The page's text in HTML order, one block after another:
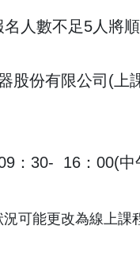
人數不足5人將
股份有限公司(上
：30- 16：00(
可能更改為線上課